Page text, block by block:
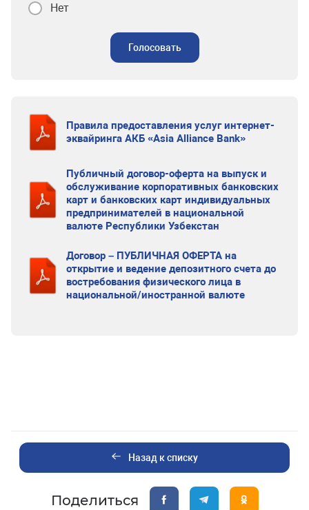
Нет
Голосовать
Правила предоставления услуг интернет-
эквайринга АКБ «Asia Alliance Bank»
Публичный договор-оферта на выпуск и
обслуживание корпоративных банковских
карт и банковских карт индивидуальных
предпринимателей в национальной
валюте Республики Узбекстан
Договор – ПУБЛИЧНАЯ ОФЕРТА на
открытие и ведение депозитного счета до
востребования физического лица в
национальной/иностранной валюте
Назад к списку
Поделиться